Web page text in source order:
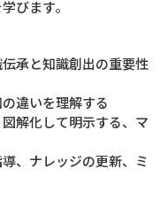
びます。
承と知識創出の重要性
違いを理解する
解化して明示する、マ
、ナレッジの更新、ミ